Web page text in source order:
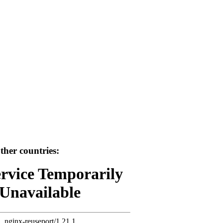
countries:
Temporarily
nginx-reuseport/1.21.1